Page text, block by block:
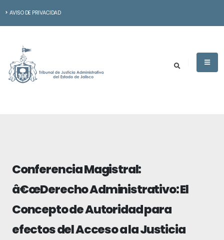
AVISO DE PRIVACIDAD
Conferencia Magistral:
â€œDerecho Administrativo: El
Concepto de Autoridad para
efectos del Acceso a la Justicia